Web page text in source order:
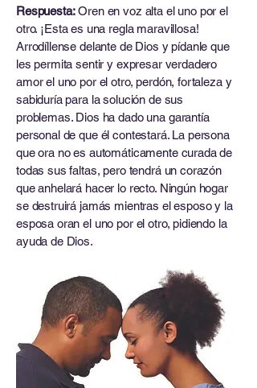
Respuesta:Oren en voz alta el uno por el
otro. ¡Esta es una regla maravillosa!
Arrodíllense delante de Dios y pídanle que
les permita sentir y expresar verdadero
amor el uno por el otro, perdón, fortaleza y
sabiduría para la solución de sus
problemas. Dios ha dado una garantía
personal de que él contestará. La persona
que ora no es automáticamente curada de
todas sus faltas, pero tendrá un corazón
que anhelará hacer lo recto. Ningún hogar
se destruirá jamás mientras el esposo y la
esposa oran el uno por el otro, pidiendo la
ayuda de Dios.